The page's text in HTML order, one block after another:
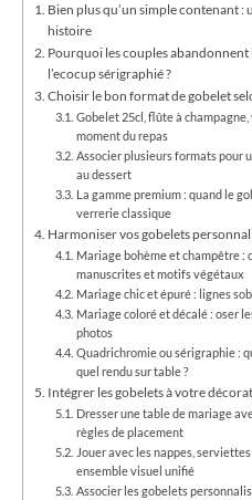
Bien plus qu’un simple contenant
histoire
Pourquoi les couples
l’ecocup sérigraphié ?
Choisir le bon format de gobelet
Gobelet 25cl, flûte à
moment du repas
Associer plusieurs formats pour
au dessert
La gamme premium : quand le
verrerie classique
Harmoniser vos gobelets
Mariage bohème et champêtre
manuscrites et motifs végétaux
Mariage chic et épuré : lignes
Mariage coloré et décalé : oser
photos
Quadrichromie ou sérigraphie :
quel rendu sur table ?
Intégrer les gobelets à votre
Dresser une table de mariage
règles de placement
Jouer avec les nappes,
ensemble visuel unifié
Associer les gobelets